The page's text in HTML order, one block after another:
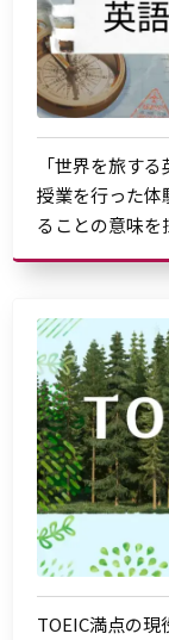
「世界を旅す
授業を行った体
ることの意味を
TOEIC満点の